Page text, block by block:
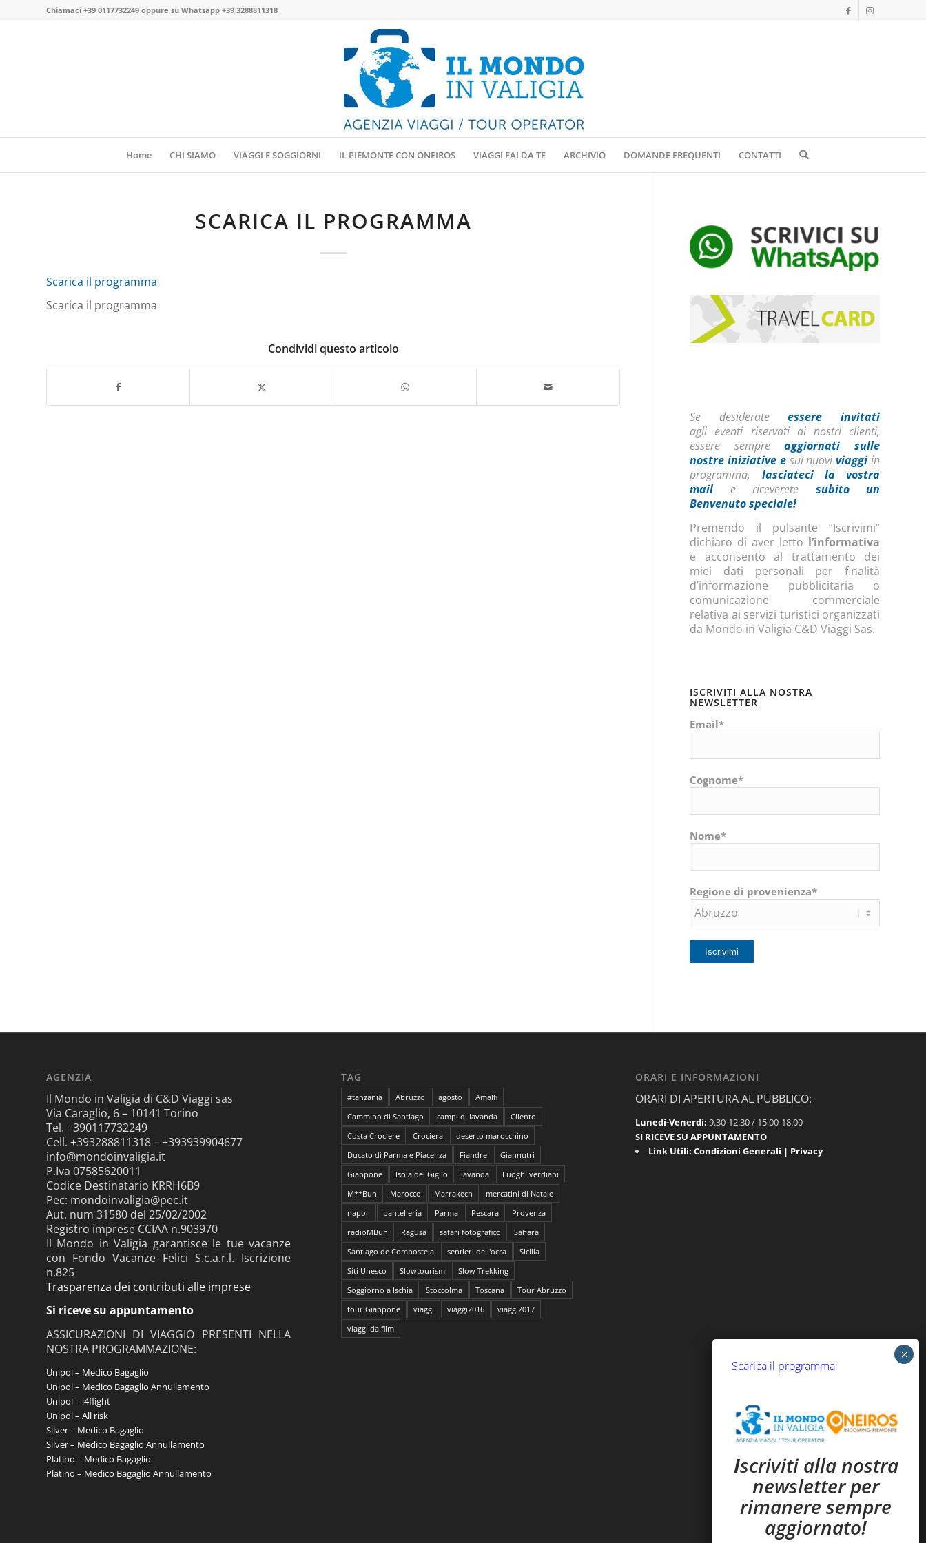
Chiamaci +39 0117732249 oppure su Whatsapp +39 3288811318
Home CHI SIAMO VIAGGI E SOGGIORNI IL PIEMONTE CON ONEIROS VIAGGI FAI DA TE ARCHIVIO DOMANDE FREQUENTI CONTATTI
SCARICA IL PROGRAMMA
Scarica il programma
Scarica il programma
Condividi questo articolo
Se desiderateessere invitati
agli eventi riservati ai nostri clienti,
essere sempreaggiornati sulle
nostre iniziative esui nuoviviaggi in
programma, lasciateci la vostra
mail e riceverete subito un
Benvenuto speciale!
Premendo il pulsante “Iscrivimi”
dichiaro di aver letto l’informativa
e acconsento al trattamento dei
miei dati personali per finalità
d’informazione pubblicitaria o
comunicazione commerciale
relativa ai servizi turistici organizzati
da Mondo in Valigia C&D Viaggi Sas.
ISCRIVITI ALLA NOSTRA
NEWSLETTER
Email*
Cognome*
Nome*
Regione di provenienza*
AGENZIA
Il Mondo in Valigia di C&D Viaggi sas
Via Caraglio, 6 – 10141 Torino
Tel. +390117732249
Cell. +393288811318 – +393939904677
info@mondoinvaligia.it
P.Iva 07585620011
Codice Destinatario KRRH6B9
Pec: mondoinvaligia@pec.it
Aut. num 31580 del 25/02/2002
Registro imprese CCIAA n.903970
Il Mondo in Valigia garantisce le tue vacanze
con Fondo Vacanze Felici S.c.a.r.l. Iscrizione
n.825
Trasparenza dei contributi alle imprese
Si riceve su appuntamento
ASSICURAZIONI DI VIAGGIO PRESENTI NELLA
NOSTRA PROGRAMMAZIONE:
Unipol – Medico Bagaglio
Unipol – Medico Bagaglio Annullamento
Unipol – i4flight
Unipol – All risk
Silver – Medico Bagaglio
Silver – Medico Bagaglio Annullamento
Platino – Medico Bagaglio
Platino – Medico Bagaglio Annullamento
TAG
#tanzania Abruzzo agosto
Amalfi
Cammino di Santiago
campi di lavanda
Cilento
Costa Crociere
Crociera
deserto marocchino
Ducato di Parma e Piacenza
Fiandre
Giannutri
Giappone
Isola del Giglio lavanda
Luoghi verdiani
M**Bun
Marocco Marrakech
mercatini di Natale
napoli
pantelleria Parma Pescara
Provenza
radioMBun
Ragusa safari fotografico
Sahara
Santiago de Compostela
sentieri dell'ocra
Sicilia
Siti Unesco
Slowtourism
Slow Trekking
Soggiorno a Ischia
Stoccolma Toscana
Tour Abruzzo
tour Giappone
viaggi viaggi2016
viaggi2017
viaggi da film
ORARI E INFORMAZIONI
ORARI DI APERTURA AL PUBBLICO:
Lunedì-Venerdì:9.30-12.30 / 15.00-18.00
SI RICEVE SU APPUNTAMENTO
Link Utili:Condizioni Generali | Privacy
Scarica il programma
Iscriviti alla nostra
newsletter per
rimanere sempre
aggiornato!